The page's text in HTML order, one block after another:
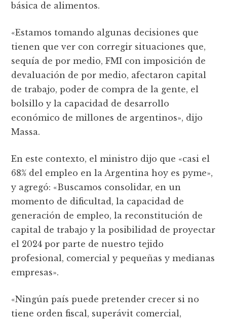
básica de alimentos.
«Estamos tomando algunas decisiones que
tienen que ver con corregir situaciones que,
sequía de por medio, FMI con imposición de
devaluación de por medio, afectaron capital
de trabajo, poder de compra de la gente, el
bolsillo y la capacidad de desarrollo
económico de millones de argentinos», dijo
Massa.
En este contexto, el ministro dijo que «casi el
68% del empleo en la Argentina hoy es pyme»,
y agregó: «Buscamos consolidar, en un
momento de dificultad, la capacidad de
generación de empleo, la reconstitución de
capital de trabajo y la posibilidad de proyectar
el 2024 por parte de nuestro tejido
profesional, comercial y pequeñas y medianas
empresas».
«Ningún país puede pretender crecer si no
tiene orden fiscal, superávit comercial,